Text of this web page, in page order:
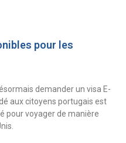
pour les
demander un visa E-
aux citoyens portugais est
pour voyager de manière